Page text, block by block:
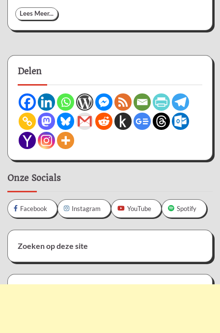
Lees Meer...
Delen
Onze Socials
Facebook Instagram YouTube Spotify
Zoeken op deze site